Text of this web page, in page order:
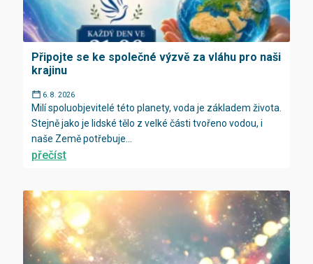
Připojte se ke společné výzvě za vláhu pro naši
krajinu
6. 8. 2026
Milí spoluobjevitelé této planety, voda je základem života.
Stejně jako je lidské tělo z velké části tvořeno vodou, i
naše Země potřebuje...
přečíst